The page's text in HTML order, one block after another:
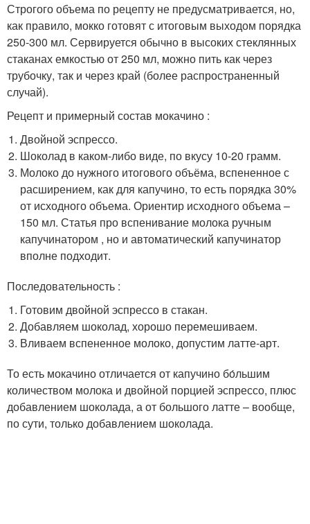
Строгого объема по рецепту не предусматривается, но,
как правило, мокко готовят с итоговым выходом порядка
250-300 мл. Сервируется обычно в высоких стеклянных
стаканах емкостью от 250 мл, можно пить как через
трубочку, так и через край (более распространенный
случай).
Рецепт и примерный состав мокачино :
Двойной эспрессо.
Шоколад в каком-либо виде, по вкусу 10-20 грамм.
Молоко до нужного итогового объёма, вспененное с
расширением, как для капучино, то есть порядка 30%
от исходного объема. Ориентир исходного объема –
150 мл. Статья про вспенивание молока ручным
капучинатором , но и автоматический капучинатор
вполне подходит.
Последовательность :
Готовим двойной эспрессо в стакан.
Добавляем шоколад, хорошо перемешиваем.
Вливаем вспененное молоко, допустим латте-арт.
То есть мокачино отличается от капучино бо́льшим
количеством молока и двойной порцией эспрессо, плюс
добавлением шоколада, а от большого латте – вообще,
по сути, только добавлением шоколада.